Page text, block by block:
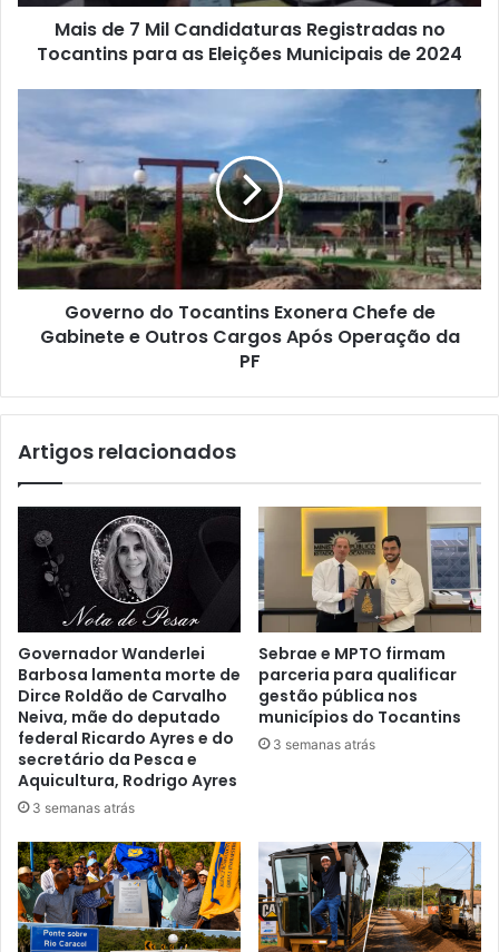
Mais de 7 Mil Candidaturas Registradas no
Tocantins para as Eleições Municipais de 2024
Governo do Tocantins Exonera Chefe de
Gabinete e Outros Cargos Após Operação da
PF
Artigos relacionados
Governador Wanderlei
Barbosa lamenta morte de
Dirce Roldão de Carvalho
Neiva, mãe do deputado
federal Ricardo Ayres e do
secretário da Pesca e
Aquicultura, Rodrigo Ayres
3 semanas atrás
Sebrae e MPTO firmam
parceria para qualificar
gestão pública nos
municípios do Tocantins
3 semanas atrás